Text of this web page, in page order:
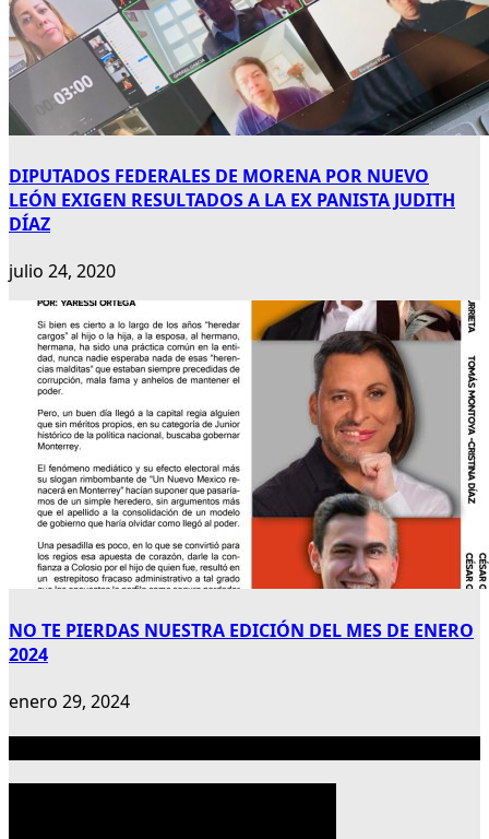
DIPUTADOS FEDERALES DE MORENA POR NUEVO
LEÓN EXIGEN RESULTADOS A LA EX PANISTA JUDITH
DÍAZ
julio 24, 2020
NO TE PIERDAS NUESTRA EDICIÓN DEL MES DE ENERO
2024
enero 29, 2024